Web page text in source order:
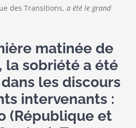
des Transitions, a été le grand
matinée de
la sobriété a été
dans les discours
intervenants :
(République et